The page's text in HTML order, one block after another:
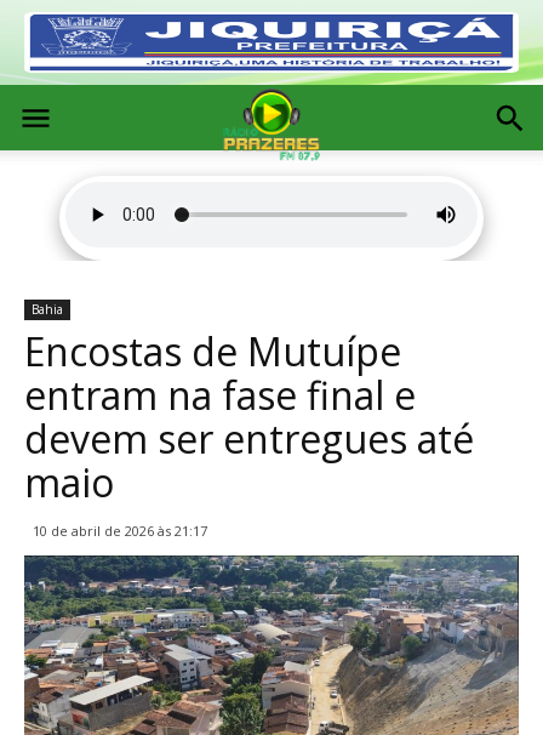
Bahia
Encostas de Mutuípe
entram na fase final e
devem ser entregues até
maio
10 de abril de 2026 às 21:17